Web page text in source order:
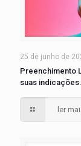
25 de junho de
Preenchimento
suas indicações.
ler